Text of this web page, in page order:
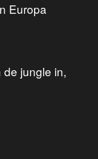
Europa
jungle in,